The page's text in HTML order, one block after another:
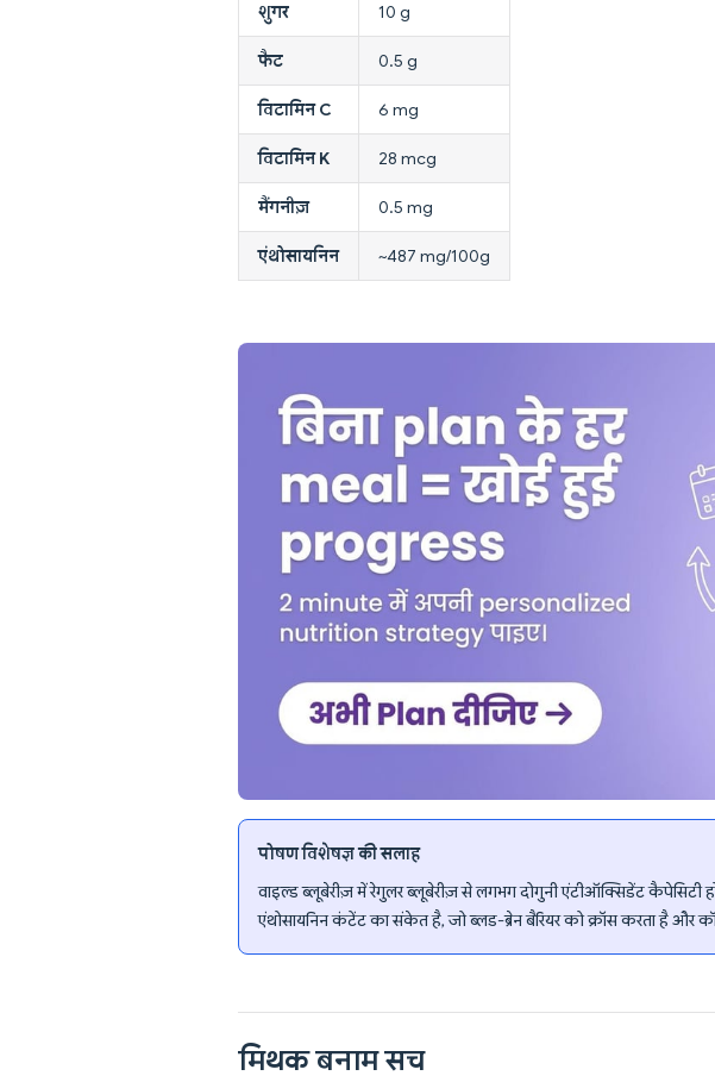
शुगर 10 g
फैट 0.5 g
विटामिन C 6 mg
विटामिन K 28 mcg
मैंगनीज़ 0.5 mg
एंथोसायनिन ~487 mg/100g
पोषण विशेषज्ञ की सलाह
वाइल्ड ब्लूबेरीज़ में रेगुलर ब्लूबेरीज़ से लगभग दोगुनी एंटीऑक्सिडेंट कैपेसिटी
एंथोसायनिन कंटेंट का संकेत है, जो ब्लड-ब्रेन बैरियर को क्रॉस करता है और
मिथक बनाम सच